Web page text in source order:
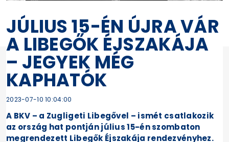
JÚLIUS 15-ÉN ÚJRA VÁR
A LIBEGŐK ÉJSZAKÁJA
– JEGYEK MÉG
KAPHATÓK
2023-07-10 10:04:00
A BKV – a Zugligeti Libegővel – ismét csatlakozik
az ország hat pontján július 15-én szombaton
megrendezett Libegők Éjszakája rendezvényhez.